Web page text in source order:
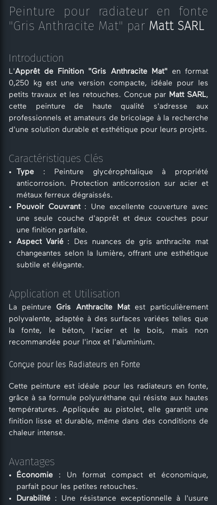
Peinture pour radiateur en fonte
"Gris Anthracite Mat" par Matt SARL
Introduction
L'Apprêt de Finition "Gris Anthracite Mat"en format
0,250 kg est une version compacte, idéale pour les
petits travaux et les retouches. Conçue par Matt SARL,
cette peinture de haute qualité s'adresse aux
professionnels et amateurs de bricolage à la recherche
d'une solution durable et esthétique pour leurs projets.
Caractéristiques Clés
Type : Peinture glycérophtalique à propriété
anticorrosion. Protection anticorrosion sur acier et
métaux ferreux dégraissés.
Pouvoir Couvrant: Une excellente couverture avec
une seule couche d'apprêt et deux couches pour
une finition parfaite.
Aspect Varié: Des nuances de gris anthracite mat
changeantes selon la lumière, offrant une esthétique
subtile et élégante.
Application et Utilisation
La peintureGris Anthracite Matest particulièrement
polyvalente, adaptée à des surfaces variées telles que
la fonte, le béton, l'acier et le bois, mais non
recommandée pour l'inox et l'aluminium.
Conçue pour les Radiateurs en Fonte
Cette peinture est idéale pour les radiateurs en fonte,
grâce à sa formule polyuréthane qui résiste aux hautes
températures. Appliquée au pistolet, elle garantit une
finition lisse et durable, même dans des conditions de
chaleur intense.
Avantages
Économie : Un format compact et économique,
parfait pour les petites retouches.
Durabilité : Une résistance exceptionnelle à l'usure